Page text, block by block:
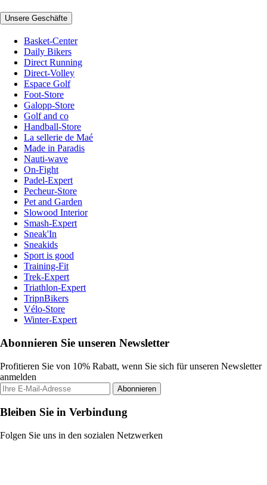
Unsere Geschäfte
Basket-Center
Daily Bikers
Direct Running
Direct-Volley
Espace Golf
Foot-Store
Galopp-Store
Golf and co
Handball-Store
La sellerie de Maé
Made in Paradis
Nauti-wave
On-Fight
Padel-Expert
Pecheur-Store
Pet and Garden
Slowood Interior
Smash-Expert
Sneak'In
Sneakids
Sport is good
Training-Fit
Trek-Expert
Triathlon-Expert
TripnBikers
Vélo-Store
Winter-Expert
Abonnieren Sie unseren Newsletter
Profitieren Sie von 10% Rabatt, wenn Sie sich für unseren Newsletter
anmelden
Abonnieren
Bleiben Sie in Verbindung
Folgen Sie uns in den sozialen Netzwerken